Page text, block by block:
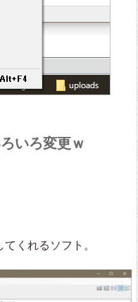
いろ変更ｗ
くれるソフト。